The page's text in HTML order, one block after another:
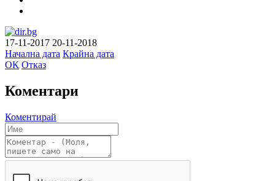
17-11-2017 20-11-2018
Начална дата Крайна дата
ОК Отказ
Коментари
Коментирай